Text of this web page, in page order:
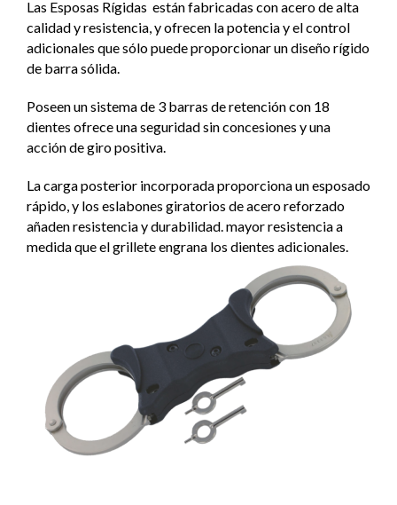
Las Esposas Rígidas están fabricadas con acero de alta
calidad y resistencia, y ofrecen la potencia y el control
adicionales que sólo puede proporcionar un diseño rígido
de barra sólida.
Poseen un sistema de 3 barras de retención con 18
dientes ofrece una seguridad sin concesiones y una
acción de giro positiva.
La carga posterior incorporada proporciona un esposado
rápido, y los eslabones giratorios de acero reforzado
añaden resistencia y durabilidad. mayor resistencia a
medida que el grillete engrana los dientes adicionales.